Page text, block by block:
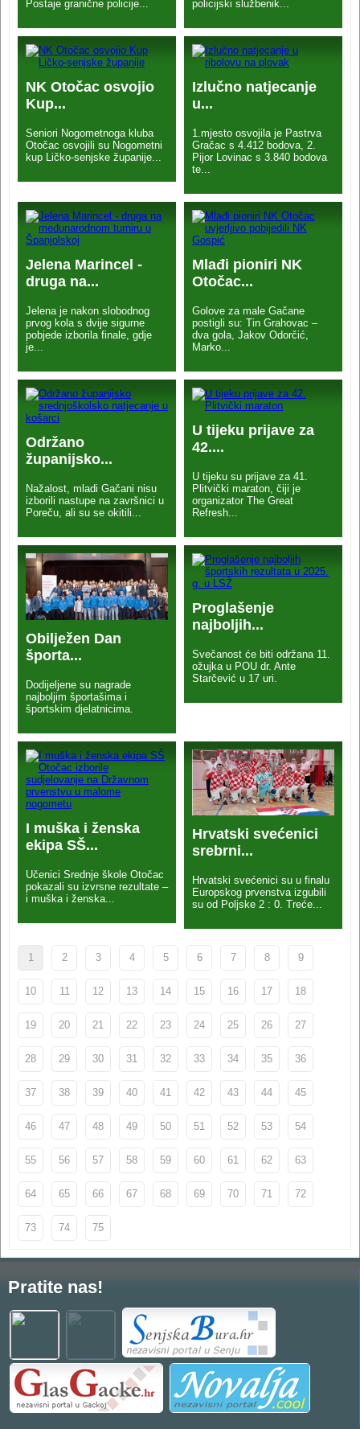
Postaje granične policije...
policijski službenik...
NK Otočac osvojio
Kup...
Seniori Nogometnoga kluba
Otočac osvojili su Nogometni
kup Ličko-senjske županije...
Izlučno natjecanje
u...
1.mjesto osvojila je Pastrva
Gračac s 4.412 bodova, 2.
Pijor Lovinac s 3.840 bodova
te...
Jelena Marincel -
druga na...
Jelena je nakon slobodnog
prvog kola s dvije sigurne
pobjede izborila finale, gdje
je...
Mlađi pioniri NK
Otočac...
Golove za male Gačane
postigli su: Tin Grahovac –
dva gola, Jakov Odorčić,
Marko...
Održano
županijsko...
Nažalost, mladi Gačani nisu
izborili nastupe na završnici u
Poreču, ali su se okitili...
U tijeku prijave za
42....
U tijeku su prijave za 41.
Plitvički maraton, čiji je
organizator The Great
Refresh...
Obilježen Dan
športa...
Dodijeljene su nagrade
najboljim športašima i
športskim djelatnicima.
Proglašenje
najboljih...
Svečanost će biti održana 11.
ožujka u POU dr. Ante
Starčević u 17 uri.
I muška i ženska
ekipa SŠ...
Učenici Srednje škole Otočac
pokazali su izvrsne rezultate –
i muška i ženska...
Hrvatski svećenici
srebrni...
Hrvatski svećenici su u finalu
Europskog prvenstva izgubili
su od Poljske 2 : 0. Treće...
1 2 3 4 5 6 7 8 9
10 11 12 13 14 15 16 17 18
19 20 21 22 23 24 25 26 27
28 29 30 31 32 33 34 35 36
37 38 39 40 41 42 43 44 45
46 47 48 49 50 51 52 53 54
55 56 57 58 59 60 61 62 63
64 65 66 67 68 69 70 71 72
73 74 75
Pratite nas!